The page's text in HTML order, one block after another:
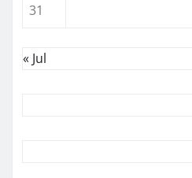
31
« Jul